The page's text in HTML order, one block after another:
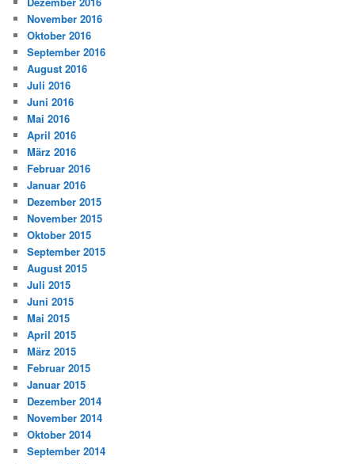
November 2016
Oktober 2016
September 2016
August 2016
Juli 2016
Juni 2016
Mai 2016
April 2016
März 2016
Februar 2016
Januar 2016
Dezember 2015
November 2015
Oktober 2015
September 2015
August 2015
Juli 2015
Juni 2015
Mai 2015
April 2015
März 2015
Februar 2015
Januar 2015
Dezember 2014
November 2014
Oktober 2014
September 2014